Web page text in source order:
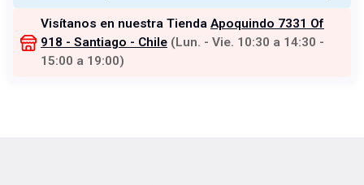
Visítanos en nuestra Tienda Apoquindo 7331 Of
918 - Santiago - Chile (Lun. - Vie. 10:30 a 14:30 -
15:00 a 19:00)